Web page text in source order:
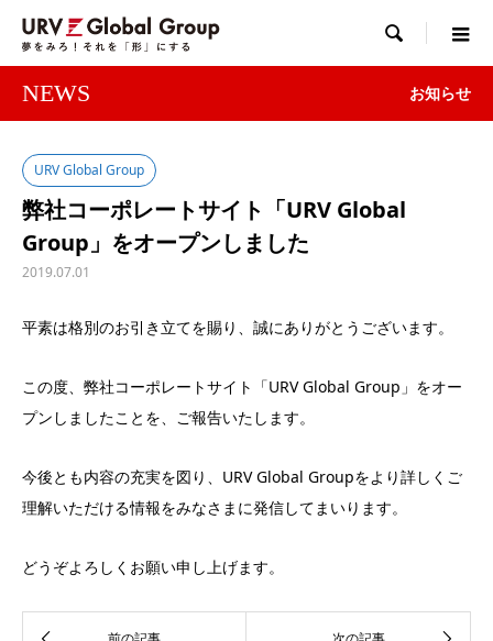

NEWS お知らせ
URV Global Group
弊社コーポレートサイト「URV Global
Group」をオープンしました
2019.07.01
平素は格別のお引き立てを賜り、誠にありがとうございます。
この度、弊社コーポレートサイト「URV Global Group」をオー
プンしましたことを、ご報告いたします。
今後とも内容の充実を図り、URV Global Groupをより詳しくご
理解いただける情報をみなさまに発信してまいります。
どうぞよろしくお願い申し上げます。